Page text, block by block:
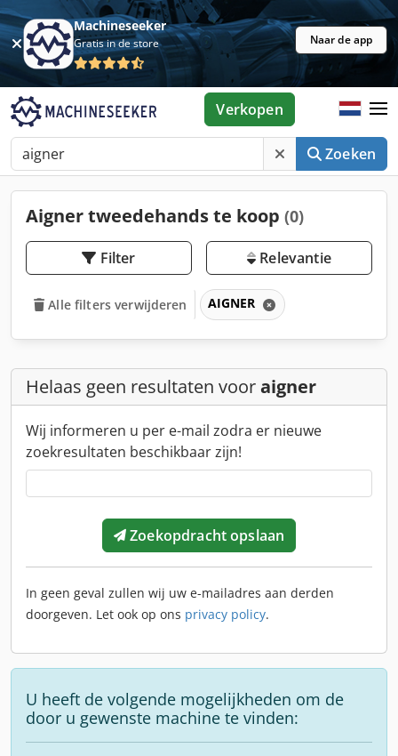
Machineseeker
Gratis in de store Naar de app
Zoeken
Verkopen
Aigner tweedehands te koop (0)
Filter Relevantie
Alle filters verwijderen AIGNER
Helaas geen resultaten vooraigner
Wij informeren u per e-mail zodra er nieuwe
zoekresultaten beschikbaar zijn!
Zoekopdracht opslaan
In geen geval zullen wij uw e-mailadres aan derden
doorgeven. Let ook op ons privacy policy.
U heeft de volgende mogelijkheden om de
door u gewenste machine te vinden: